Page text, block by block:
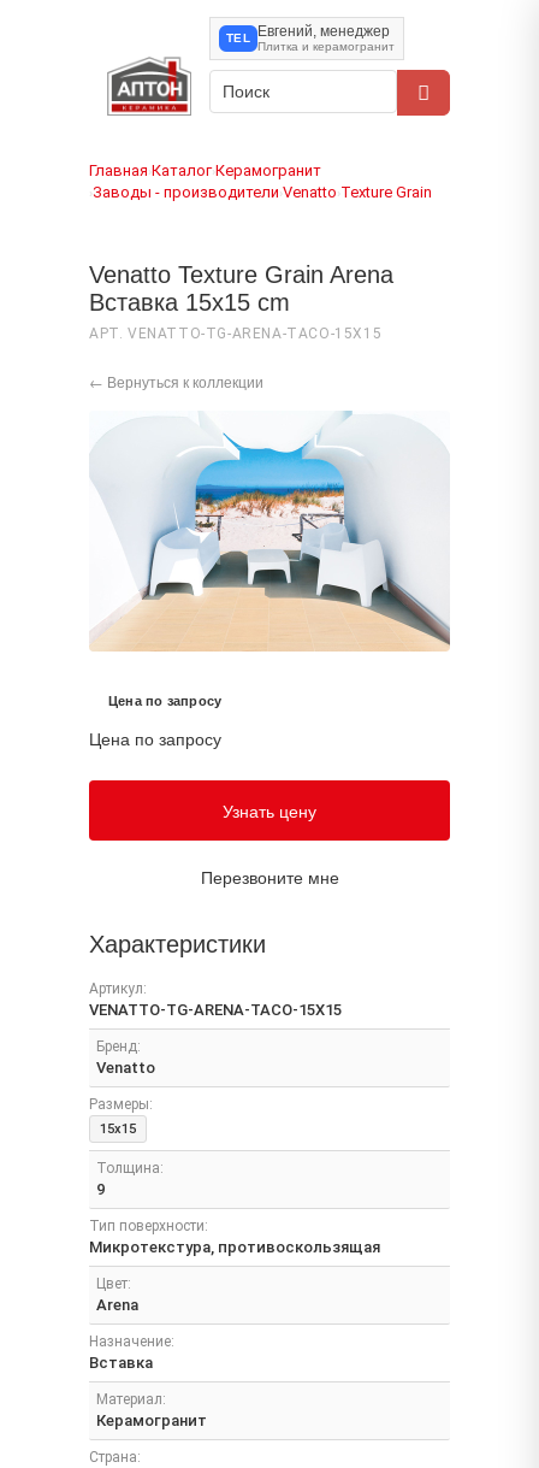
TEL
Евгений, менеджер
Плитка и керамогранит
Главная›Каталог›Керамогранит
›Заводы - производители›Venatto›Texture Grain
Venatto Texture Grain Arena
Вставка 15x15 cm
АРТ. VENATTO-TG-ARENA-TACO-15X15
← Вернуться к коллекции
Цена по запросу
Цена по запросу
Узнать цену
Перезвоните мне
Характеристики
Артикул:
VENATTO-TG-ARENA-TACO-15X15
Бренд:
Venatto
Размеры:
15x15
Толщина:
9
Тип поверхности:
Микротекстура, противоскользящая
Цвет:
Arena
Назначение:
Вставка
Материал:
Керамогранит
Страна: